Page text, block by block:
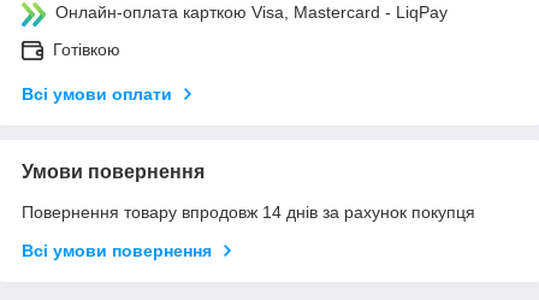
Онлайн-оплата карткою Visa, Mastercard - LiqPay
Готівкою
Всі умови оплати
Умови повернення
Повернення товару впродовж 14 днів за рахунок покупця
Всі умови повернення